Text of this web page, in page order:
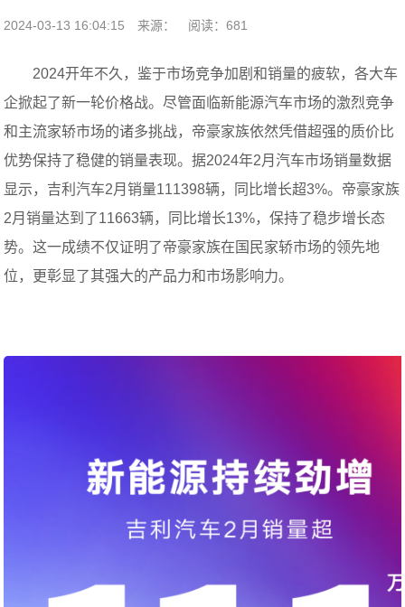
2024-03-13 16:04:15 来源： 阅读：681
2024开年不久，鉴于市场竞争加剧和销量的疲软，各大车
企掀起了新一轮价格战。尽管面临新能源汽车市场的激烈竞争
和主流家轿市场的诸多挑战，帝豪家族依然凭借超强的质价比
优势保持了稳健的销量表现。据2024年2月汽车市场销量数据
显示，吉利汽车2月销量111398辆，同比增长超3%。帝豪家族
2月销量达到了11663辆，同比增长13%，保持了稳步增长态
势。这一成绩不仅证明了帝豪家族在国民家轿市场的领先地
位，更彰显了其强大的产品力和市场影响力。